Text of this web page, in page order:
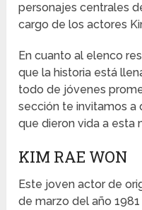
personajes centrales
cargo de los actores
En cuanto al elenco
que la historia está
todo de jóvenes
sección te invitamos a
que dieron vida a esta
KIM RAE WON
Este joven actor de
de marzo del año